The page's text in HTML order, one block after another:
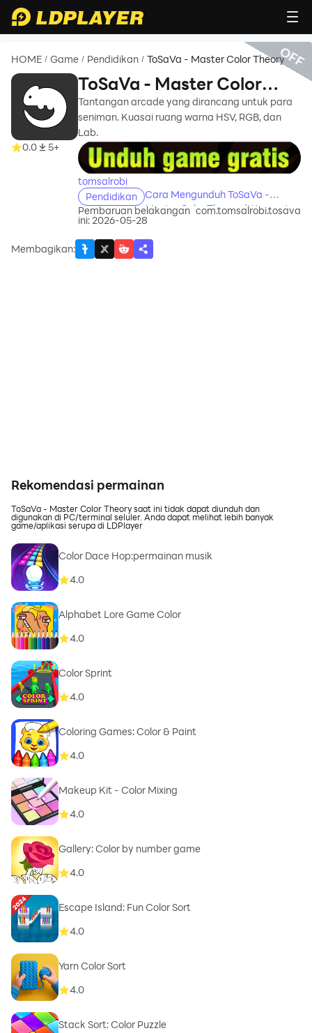
HOME / Game / Pendidikan / ToSaVa - Master Color Theory
0.0 5+
ToSaVa - Master Color
Theory
Tantangan arcade yang dirancang untuk para
seniman. Kuasai ruang warna HSV, RGB, dan
Lab.
recommend
tomsalrobi
Pendidikan
Cara Mengunduh ToSaVa -
Master Color Theory di Komputer
Anda
Pembaruan belakangan
ini: 2026-05-28
com.tomsalrobi.tosava
Membagikan:
OFF
Rekomendasi permainan
ToSaVa - Master Color Theory saat ini tidak dapat diunduh dan
digunakan di PC/terminal seluler. Anda dapat melihat lebih banyak
game/aplikasi serupa di LDPlayer
Color Dace Hop:permainan musik
4.0
Alphabet Lore Game Color
4.0
Color Sprint
4.0
Coloring Games: Color & Paint
4.0
Makeup Kit - Color Mixing
4.0
Gallery: Color by number game
4.0
Escape Island: Fun Color Sort
4.0
Yarn Color Sort
4.0
Stack Sort: Color Puzzle